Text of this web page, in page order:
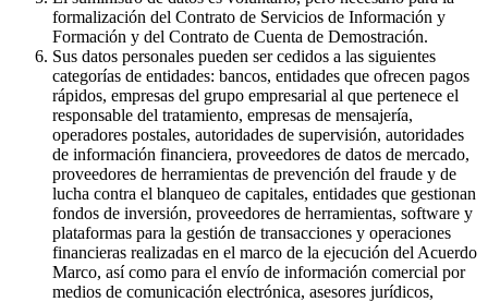
formalización del Contrato de Servicios de Información y
Formación y del Contrato de Cuenta de Demostración.
Sus datos personales pueden ser cedidos a las siguientes
categorías de entidades: bancos, entidades que ofrecen pagos
rápidos, empresas del grupo empresarial al que pertenece el
responsable del tratamiento, empresas de mensajería,
operadores postales, autoridades de supervisión, autoridades
de información financiera, proveedores de datos de mercado,
proveedores de herramientas de prevención del fraude y de
lucha contra el blanqueo de capitales, entidades que gestionan
fondos de inversión, proveedores de herramientas, software y
plataformas para la gestión de transacciones y operaciones
financieras realizadas en el marco de la ejecución del Acuerdo
Marco, así como para el envío de información comercial por
medios de comunicación electrónica, asesores jurídicos,